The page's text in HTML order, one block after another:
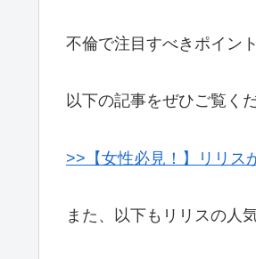
不倫で注目すべきポイン
以下の記事をぜひご覧くだ
>>【女性必見！】リリス
また、以下もリリスの人